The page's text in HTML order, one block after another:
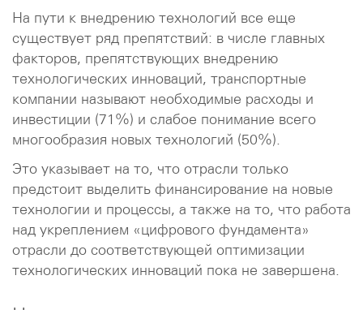
На пути к внедрению технологий все еще
существует ряд препятствий: в числе главных
факторов, препятствующих внедрению
технологических инноваций, транспортные
компании называют необходимые расходы и
инвестиции (71%) и слабое понимание всего
многообразия новых технологий (50%).
Это указывает на то, что отрасли только
предстоит выделить финансирование на новые
технологии и процессы, а также на то, что работа
над укреплением «цифрового фундамента»
отрасли до соответствующей оптимизации
технологических инноваций пока не завершена.